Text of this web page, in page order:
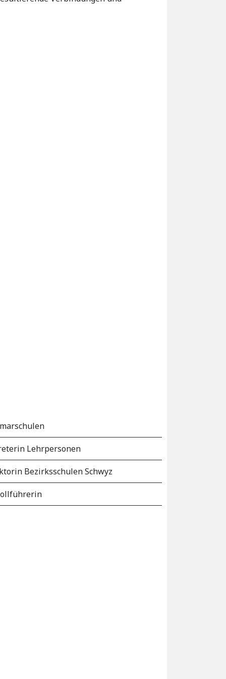
Lehrpersonen
Bezirksschulen Schwyz